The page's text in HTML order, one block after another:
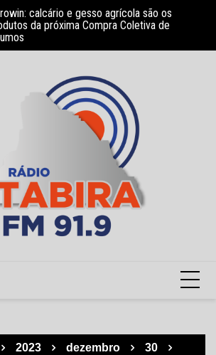
calcário e gesso agrícola são os
da próxima Compra Coletiva de
convênio com a Associação Nosso Lar
atendimento a crianças com TEA
2023 dezembro
30